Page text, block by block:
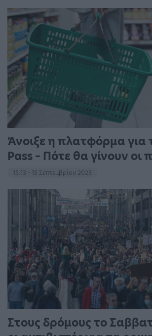
Άνοιξε η πλατφόρμα για
Pass – Πότε θα γίνουν οι
15:13 - 15 Σεπτεμβρίου 2023
Στους δρόμους το